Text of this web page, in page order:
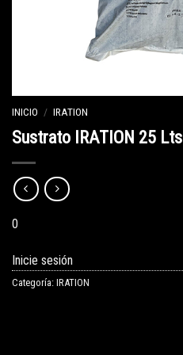
INICIO / IRATION
Sustrato IRATION 25 Lts
0
Inicie sesión
Categoría: IRATION